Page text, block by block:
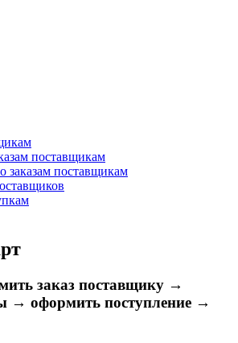
поставщикам
заказам поставщикам
заказ поставщику →
→ оформить поступление →